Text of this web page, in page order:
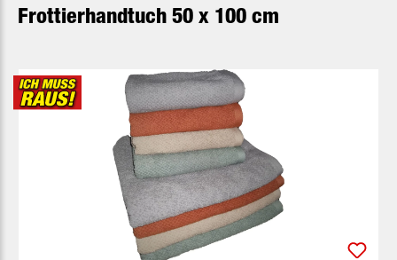
Frottierhandtuch 50 x 100 cm
Bildergalerie überspringen